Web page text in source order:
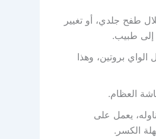
طفح جلدي، أو تغيير
إلى طبيب.
بروتين، وهذا
العظام.
يعمل على
الكسر.